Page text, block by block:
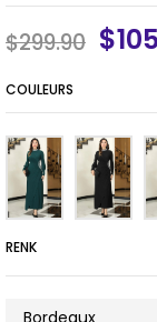
$299.90
COULEURS
RENK